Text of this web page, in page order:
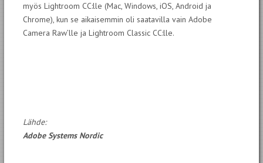
myös Lightroom CC:lle (Mac, Windows, iOS, Android ja
Chrome), kun se aikaisemmin oli saatavilla vain Adobe
Camera Raw’lle ja Lightroom Classic CC:lle.
Lähde:
Adobe Systems Nordic